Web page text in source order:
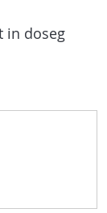
in doseg